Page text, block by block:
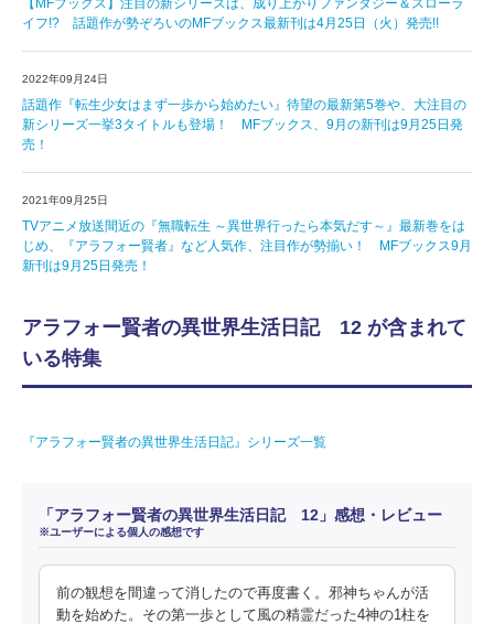
イフ!? 話題作が勢ぞろいのMFブックス最新刊は4月25日（火）発売!!
2022年09月24日
話題作『転生少女はまず一歩から始めたい』待望の最新第5巻や、大注目の
新シリーズ一挙3タイトルも登場！ MFブックス、9月の新刊は9月25日発
売！
2021年09月25日
TVアニメ放送間近の『無職転生 ～異世界行ったら本気だす～』最新巻をは
じめ、『アラフォー賢者』など人気作、注目作が勢揃い！ MFブックス9月
新刊は9月25日発売！
アラフォー賢者の異世界生活日記 12 が含まれて
いる特集
『アラフォー賢者の異世界生活日記』シリーズ一覧
「アラフォー賢者の異世界生活日記 12」感想・レビュー
※ユーザーによる個人の感想です
前の観想を間違って消したので再度書く。邪神ちゃんが活
動を始めた。その第一歩として風の精霊だった4神の1柱を